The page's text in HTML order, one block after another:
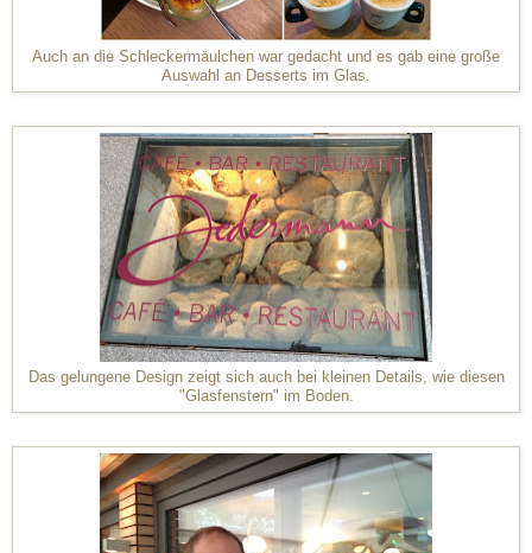
Auch an die Schleckermäulchen war gedacht und es gab eine große
Auswahl an Desserts im Glas.
Das gelungene Design zeigt sich auch bei kleinen Details, wie diesen
"Glasfenstern" im Boden.